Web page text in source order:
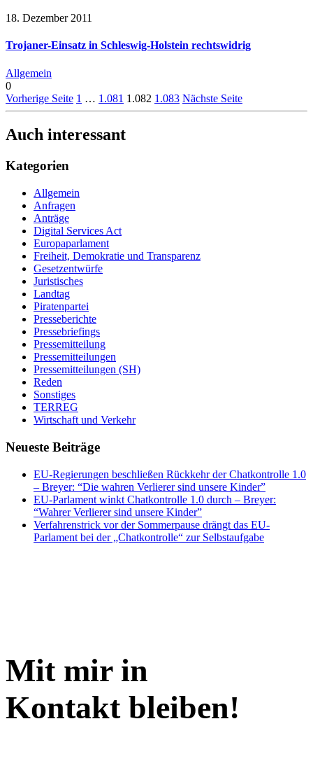
18. Dezember 2011
Trojaner-Einsatz in Schleswig-Holstein rechtswidrig
Allgemein
0
Vorherige Seite 1 … 1.081 1.082 1.083 Nächste Seite
Auch interessant
Kategorien
Allgemein
Anfragen
Anträge
Digital Services Act
Europaparlament
Freiheit, Demokratie und Transparenz
Gesetzentwürfe
Juristisches
Landtag
Piratenpartei
Presseberichte
Pressebriefings
Pressemitteilung
Pressemitteilungen
Pressemitteilungen (SH)
Reden
Sonstiges
TERREG
Wirtschaft und Verkehr
Neueste Beiträge
EU-Regierungen beschließen Rückkehr der Chatkontrolle 1.0
– Breyer: “Die wahren Verlierer sind unsere Kinder”
EU-Parlament winkt Chatkontrolle 1.0 durch – Breyer:
“Wahrer Verlierer sind unsere Kinder”
Verfahrenstrick vor der Sommerpause drängt das EU-
Parlament bei der „Chatkontrolle“ zur Selbstaufgabe
Mit mir in
Kontakt bleiben!